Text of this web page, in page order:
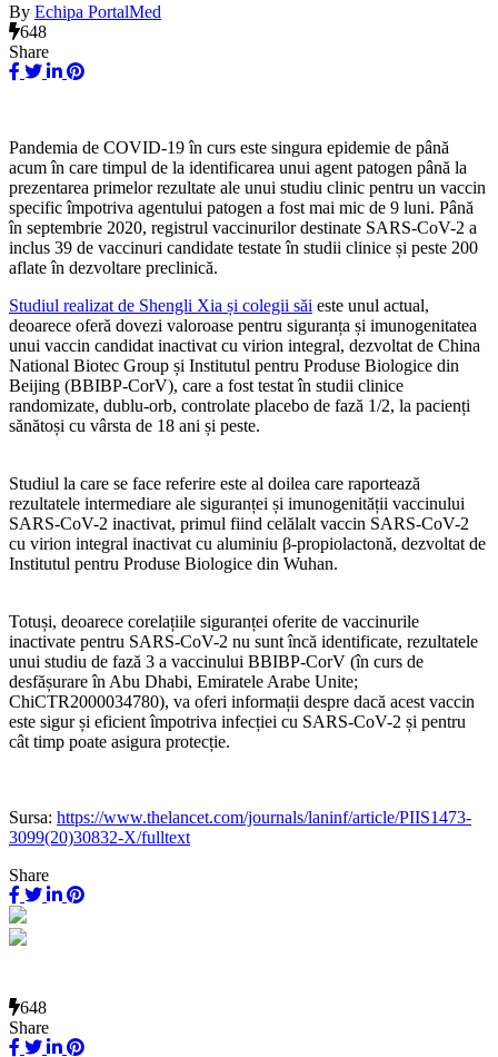
By Echipa PortalMed
648
Share
Pandemia de COVID-19 în curs este singura epidemie de până
acum în care timpul de la identificarea unui agent patogen până la
prezentarea primelor rezultate ale unui studiu clinic pentru un vaccin
specific împotriva agentului patogen a fost mai mic de 9 luni. Până
în septembrie 2020, registrul vaccinurilor destinate SARS-CoV-2 a
inclus 39 de vaccinuri candidate testate în studii clinice și peste 200
aflate în dezvoltare preclinică.
Studiul realizat de Shengli Xia și colegii săi este unul actual,
deoarece oferă dovezi valoroase pentru siguranța și imunogenitatea
unui vaccin candidat inactivat cu virion integral, dezvoltat de China
National Biotec Group și Institutul pentru Produse Biologice din
Beijing (BBIBP-CorV), care a fost testat în studii clinice
randomizate, dublu-orb, controlate placebo de fază 1/2, la pacienți
sănătoși cu vârsta de 18 ani și peste.
Studiul la care se face referire este al doilea care raportează
rezultatele intermediare ale siguranței și imunogenității vaccinului
SARS-CoV-2 inactivat, primul fiind celălalt vaccin SARS-CoV-2
cu virion integral inactivat cu aluminiu β-propiolactonă, dezvoltat de
Institutul pentru Produse Biologice din Wuhan.
Totuși, deoarece corelațiile siguranței oferite de vaccinurile
inactivate pentru SARS-CoV-2 nu sunt încă identificate, rezultatele
unui studiu de fază 3 a vaccinului BBIBP-CorV (în curs de
desfășurare în Abu Dhabi, Emiratele Arabe Unite;
ChiCTR2000034780), va oferi informații despre dacă acest vaccin
este sigur și eficient împotriva infecției cu SARS-CoV-2 și pentru
cât timp poate asigura protecție.
Sursa: https://www.thelancet.com/journals/laninf/article/PIIS1473-
3099(20)30832-X/fulltext
Share
648
Share